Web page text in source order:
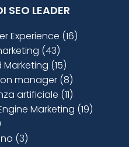
SEO LEADER
Experience (16)
(43)
(15)
manager (8)
artificiale (11)
Marketing (19)
(3)